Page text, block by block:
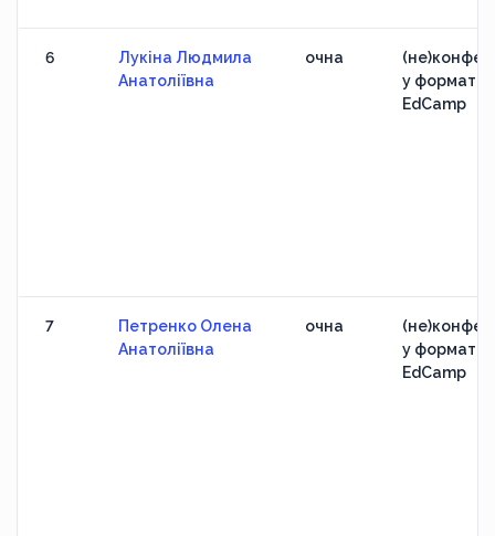
6
Лукіна Людмила
Анатоліївна
очна
у форматі
EdCamp
7
Петренко Олена
Анатоліївна
очна
у форматі
EdCamp